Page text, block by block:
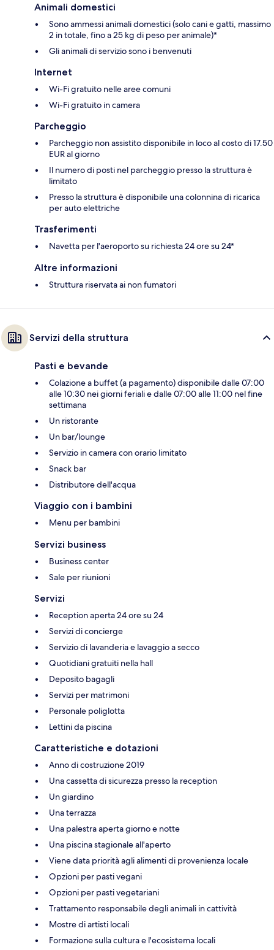
Animali domestici
Sono ammessi animali domestici (solo cani e gatti, massimo
2 in totale, fino a 25 kg di peso per animale)*
Gli animali di servizio sono i benvenuti
Internet
Wi-Fi gratuito nelle aree comuni
Wi-Fi gratuito in camera
Parcheggio
Parcheggio non assistito disponibile in loco al costo di 17.50
EUR al giorno
Il numero di posti nel parcheggio presso la struttura è
limitato
Presso la struttura è disponibile una colonnina di ricarica
per auto elettriche
Trasferimenti
Navetta per l'aeroporto su richiesta 24 ore su 24*
Altre informazioni
Struttura riservata ai non fumatori
Servizi della struttura
Pasti e bevande
Colazione a buffet (a pagamento) disponibile dalle 07:00
alle 10:30 nei giorni feriali e dalle 07:00 alle 11:00 nel fine
settimana
Un ristorante
Un bar/lounge
Servizio in camera con orario limitato
Snack bar
Distributore dell'acqua
Viaggio con i bambini
Menu per bambini
Servizi business
Business center
Sale per riunioni
Servizi
Reception aperta 24 ore su 24
Servizi di concierge
Servizio di lavanderia e lavaggio a secco
Quotidiani gratuiti nella hall
Deposito bagagli
Servizi per matrimoni
Personale poliglotta
Lettini da piscina
Caratteristiche e dotazioni
Anno di costruzione 2019
Una cassetta di sicurezza presso la reception
Un giardino
Una terrazza
Una palestra aperta giorno e notte
Una piscina stagionale all'aperto
Viene data priorità agli alimenti di provenienza locale
Opzioni per pasti vegani
Opzioni per pasti vegetariani
Trattamento responsabile degli animali in cattività
Mostre di artisti locali
Formazione sulla cultura e l'ecosistema locali